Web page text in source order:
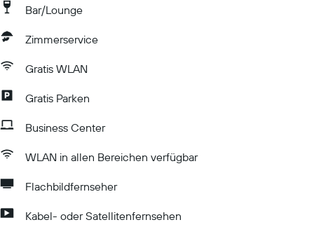
Bar/Lounge
Zimmerservice
Gratis WLAN
Gratis Parken
Business Center
WLAN in allen Bereichen verfügbar
Flachbildfernseher
Kabel- oder Satellitenfernsehen